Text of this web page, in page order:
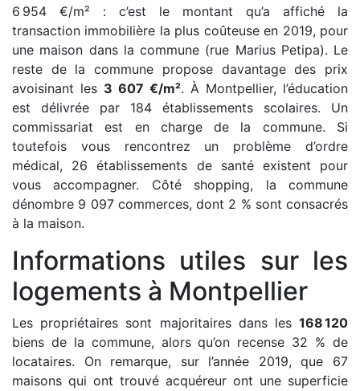
6 954 €/m² : c’est le montant qu’a affiché la
transaction immobilière la plus coûteuse en 2019, pour
une maison dans la commune (rue Marius Petipa). Le
reste de la commune propose davantage des prix
avoisinant les 3 607 €/m². À Montpellier, l’éducation
est délivrée par 184 établissements scolaires. Un
commissariat est en charge de la commune. Si
toutefois vous rencontrez un problème d’ordre
médical, 26 établissements de santé existent pour
vous accompagner. Côté shopping, la commune
dénombre 9 097 commerces, dont 2 % sont consacrés
à la maison.
Informations utiles sur les
logements à Montpellier
Les propriétaires sont majoritaires dans les 168 120
biens de la commune, alors qu’on recense 32 % de
locataires. On remarque, sur l’année 2019, que 67
maisons qui ont trouvé acquéreur ont une superficie